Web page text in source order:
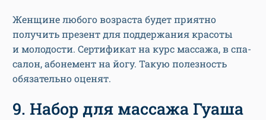
Женщине любого возраста будет приятно
получить презент для поддержания красоты
и молодости. Сертификат на курс массажа, в спа-
салон, абонемент на йогу. Такую полезность
обязательно оценят.
9. Набор для массажа Гуаша